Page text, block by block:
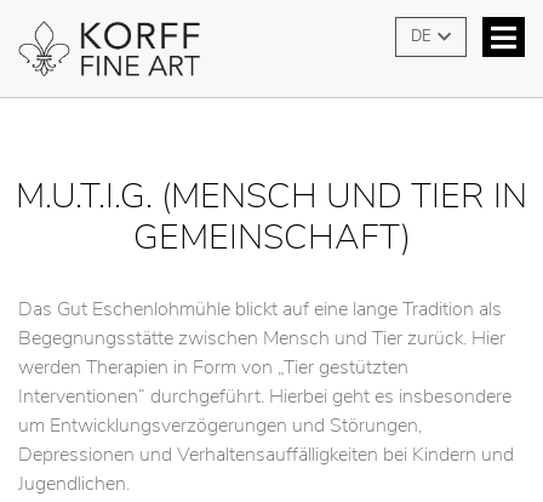
DE
M.U.T.I.G. (MENSCH UND TIER IN
GEMEINSCHAFT)
Das Gut Eschenlohmühle blickt auf eine lange Tradition als
Begegnungsstätte zwischen Mensch und Tier zurück. Hier
werden Therapien in Form von „Tier gestützten
Interventionen“ durchgeführt. Hierbei geht es insbesondere
um Entwicklungsverzögerungen und Störungen,
Depressionen und Verhaltensauffälligkeiten bei Kindern und
Jugendlichen.